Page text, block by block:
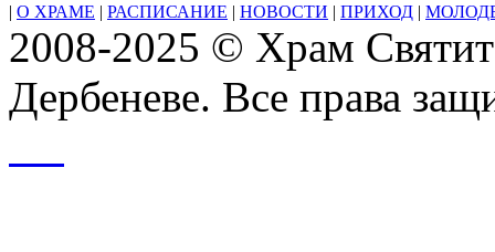
| О ХРАМЕ | РАСПИСАНИЕ | НОВОСТИ | ПРИХОД |
2008-2025 © Храм
Дербеневе. Все права